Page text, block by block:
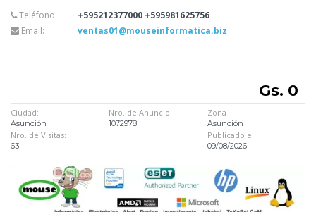
Teléfono:
+595212377000 +595981625756
Email:
ventas01@mouseinformatica.biz
Gs. 0
Ciudad:
Asunción
Nro. de Anuncio:
1072978
Zona
Asunción
Nro. de Visitas:
63
Publicado el:
09/08/2026